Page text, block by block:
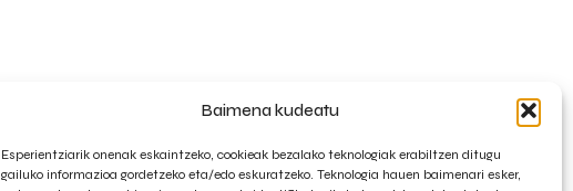
Baimena kudeatu
Esperientziarik onenak eskaintzeko, cookieak bezalako teknologiak erabiltzen ditugu
gailuko informazioa gordetzeko eta/edo eskuratzeko. Teknologia hauen baimenari esker,